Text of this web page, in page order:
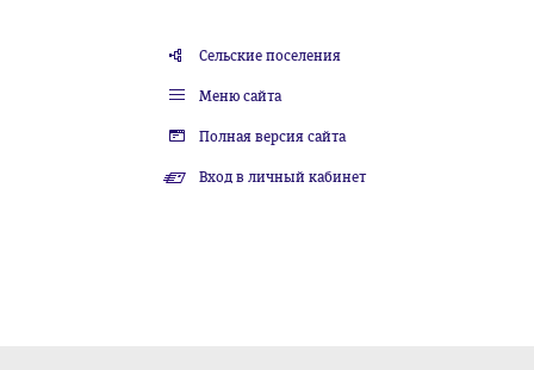
Сельские поселения
Меню сайта
Полная версия сайта
Вход в личный кабинет